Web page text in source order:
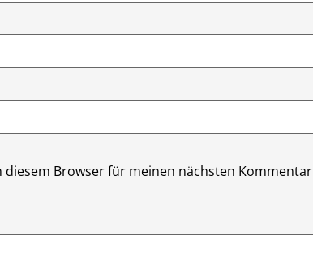
diesem Browser für meinen nächsten Kommentar